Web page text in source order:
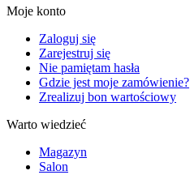
Moje konto
Zaloguj się
Zarejestruj się
Nie pamiętam hasła
Gdzie jest moje zamówienie?
Zrealizuj bon wartościowy
Warto wiedzieć
Magazyn
Salon